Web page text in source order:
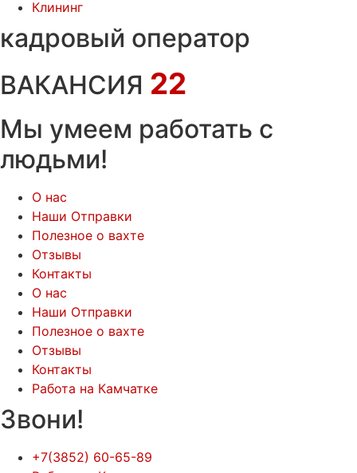
Клининг
кадровый оператор
ВАКАНСИЯ 22
Мы умеем работать с
людьми!
О нас
Наши Отправки
Полезное о вахте
Отзывы
Контакты
О нас
Наши Отправки
Полезное о вахте
Отзывы
Контакты
Работа на Камчатке
Звони!
+7(3852) 60-65-89